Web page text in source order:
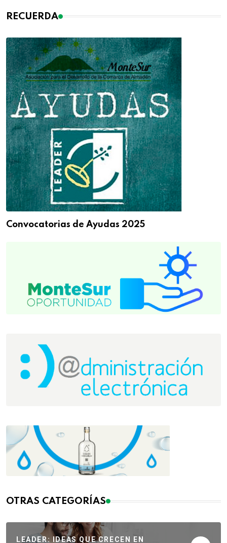
RECUERDA
Convocatorias de Ayudas 2025
OTRAS CATEGORÍAS
LEADER: IDEAS QUE CRECEN EN